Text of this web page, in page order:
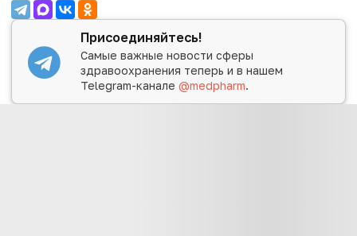
Присоединяйтесь!
Самые важные новости сферы
здравоохранения теперь и в нашем
Telegram-канале@medpharm.